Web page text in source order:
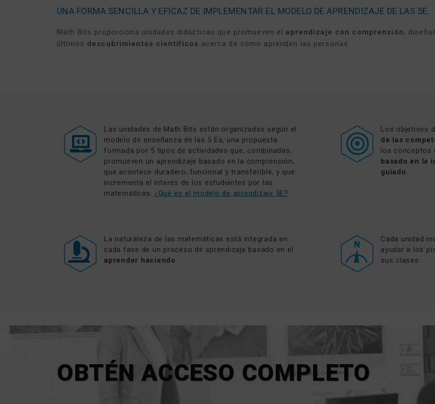
UNA FORMA SENCILLA Y EFICAZ DE IMPLEMENTAR EL MODELO DE APRENDIZAJE DE LAS 5E.
Math Bits proporciona unidades didácticas que promueven el aprendizaje con comprensión,
últimos descubrimientos científicos acerca de cómo aprenden las personas.
Las unidades de Math Bits están organizadas según el
modelo de enseñanza de las 5 Es, una propuesta
formada por 5 tipos de actividades que, combinadas,
promueven un aprendizaje basado en la comprensión,
que acontece duradero, funcional y transferible, y que
incrementa el interés de los estudiantes por las
matemáticas. ¿Qué es el modelo de aprendizaje 5E?
Los objetivos
de las
los conceptos
basado en la
guiado
La naturaleza de las matemáticas está integrada en
cada fase de un proceso de aprendizaje basado en el
aprender haciendo.
Cada unidad
ayudar a los
sus clases.
OBTÉN ACCESO COMPLETO